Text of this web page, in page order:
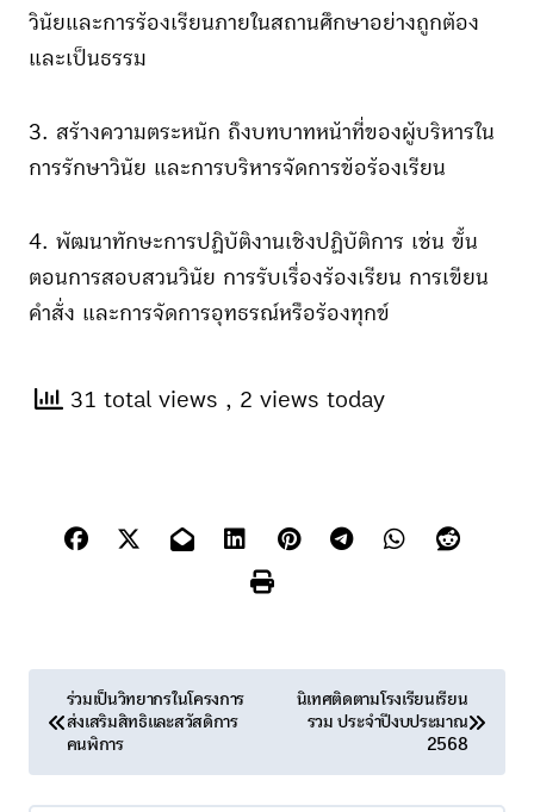
วินัยและการร้องเรียนภายในสถานศึกษาอย่างถูกต้อง
และเป็นธรรม
3. สร้างความตระหนัก ถึงบทบาทหน้าที่ของผู้บริหารใน
การรักษาวินัย และการบริหารจัดการข้อร้องเรียน
4. พัฒนาทักษะการปฏิบัติงานเชิงปฏิบัติการ เช่น ขั้น
ตอนการสอบสวนวินัย การรับเรื่องร้องเรียน การเขียน
คำสั่ง และการจัดการอุทธรณ์หรือร้องทุกข์
31 total views , 2 views today
ร่วมเป็นวิทยากรในโครงการ
ส่งเสริมสิทธิและสวัสดิการ
คนพิการ
นิเทศติดตามโรงเรียนเรียน
รวม ประจำปีงบประมาณ
2568